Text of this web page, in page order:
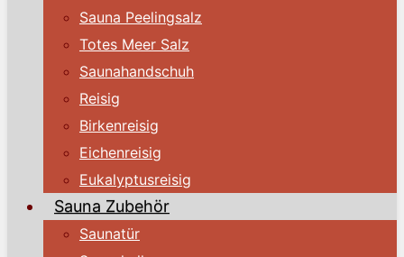
Sauna Peelingsalz
Totes Meer Salz
Saunahandschuh
Reisig
Birkenreisig
Eichenreisig
Eukalyptusreisig
Sauna Zubehör
Saunatür